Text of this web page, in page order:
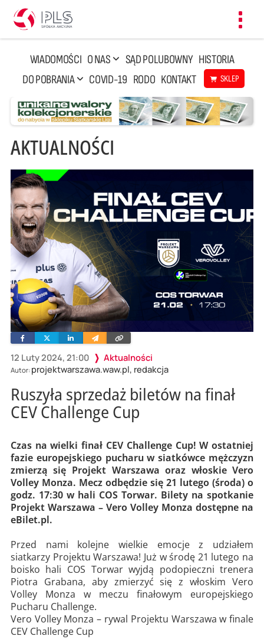
WIADOMOŚCI O NAS SĄD POLUBOWNY HISTORIA
DO POBRANIA
COVID-19 RODO KONTAKT SKLEP
AKTUALNOŚCI
12 Luty 2024, 21:00 Aktualności
Autor: projektwarszawa.waw.pl, redakcja
FacebookTwitterLinkedinWyślij
e-
Skopiuj
link
Ruszyła sprzedaż biletów na finał
CEV Challenge Cup
Czas na wielki finał CEV Challenge Cup! W ostatniej
fazie europejskiego pucharu w siatkówce mężczyzn
zmierzą się Projekt Warszawa oraz włoskie Vero
Volley Monza. Mecz odbędzie się 21 lutego (środa) o
godz. 17:30 w hali COS Torwar. Bilety na spotkanie
Projekt Warszawa – Vero Volley Monza dostępne na
eBilet.pl.
Przed nami kolejne wielkie emocje z udziałem
siatkarzy Projektu Warszawa! Już w środę 21 lutego na
boisko hali COS Torwar wyjdą podopieczni trenera
Piotra Grabana, aby zmierzyć się z włoskim Vero
Volley Monza w meczu finałowym europejskiego
Pucharu Challenge.
Vero Volley Monza – rywal Projektu Warszawa w finale
CEV Challenge Cup